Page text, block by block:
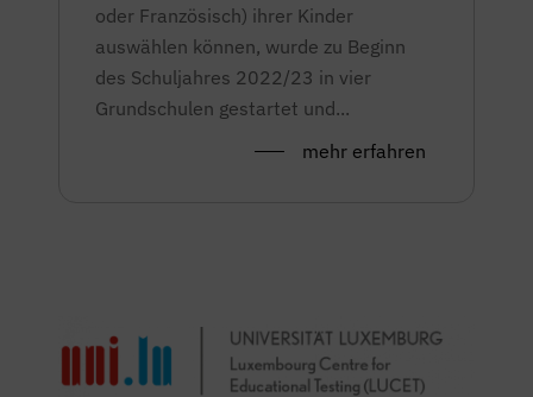
oder Französisch) ihrer Kinder
auswählen können, wurde zu Beginn
des Schuljahres 2022/23 in vier
Grundschulen gestartet und...
mehr erfahren